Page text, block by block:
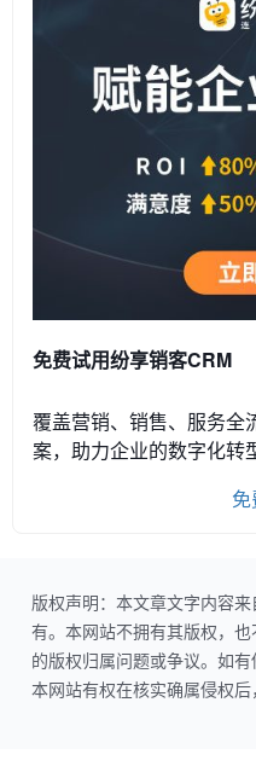
免费试用纷享销客CRM
覆盖营销、销售、服务全
案，助力企业的数字化转
版权声明：本文章文字内容
有。本网站不拥有其版权，
的版权归属问题或争议。如有
本网站有权在核实确属侵权后